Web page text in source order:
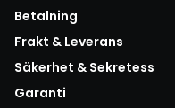
Betalning
Frakt & Leverans
Säkerhet & Sekretess
Garanti